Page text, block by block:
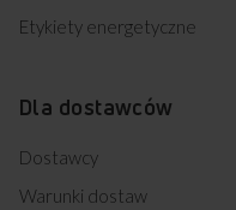
Etykiety energetyczne
Dla dostawców
Dostawcy
Warunki dostaw